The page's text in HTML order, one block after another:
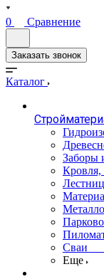
0 Сравнение
Заказать звонок
Каталог
Заборы
Кровля,
Сваи
Еще